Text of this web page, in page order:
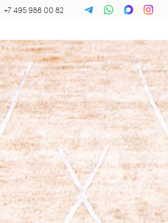
+7 495 988 00 82